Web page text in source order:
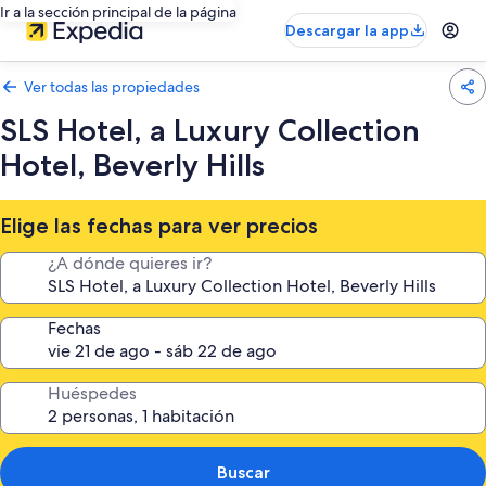
Ir a la sección principal de la página
Descargar la app
Ver todas las propiedades
SLS Hotel, a Luxury Collection
Hotel, Beverly Hills
Elige las fechas para ver precios
¿A dónde quieres ir?
Fechas
Huéspedes
Buscar